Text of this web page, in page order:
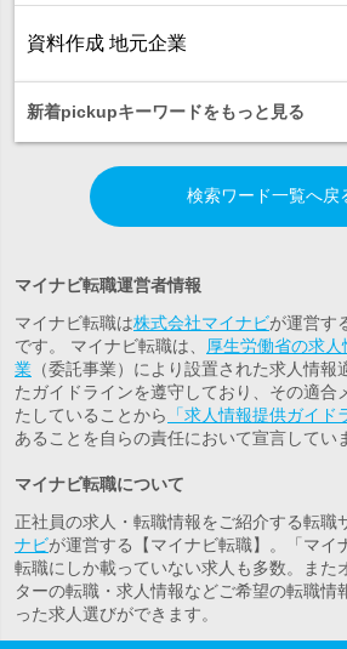
資料作成 地元企業
新着pickupキーワードをもっと見る
検索ワード一覧へ戻
マイナビ転職運営者情報
マイナビ転職は株式会社マイナビが運営す
です。 マイナビ転職は、
厚生労働省の求
業 （委託事業）により設置された求人情
たガイドラインを遵守しており、その適合
たしていることから
「求人情報提供ガイド
あることを自らの責任において宣言してい
マイナビ転職について
正社員の求人・転職情報をご紹介する転職
ナビが運営する【マイナビ転職】。「マイ
転職にしか載っていない求人も多数。また
ターの転職・求人情報などご希望の転職情
った求人選びができます。